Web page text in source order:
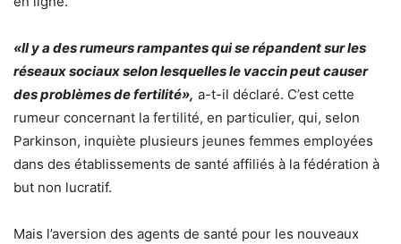
«Il y a des rumeurs rampantes qui se répandent sur les
réseaux sociaux selon lesquelles le vaccin peut causer
des problèmes de fertilité», a-t-il déclaré. C’est cette
rumeur concernant la fertilité, en particulier, qui, selon
Parkinson, inquiète plusieurs jeunes femmes employées
dans des établissements de santé affiliés à la fédération à
but non lucratif.
Mais l’aversion des agents de santé pour les nouveaux